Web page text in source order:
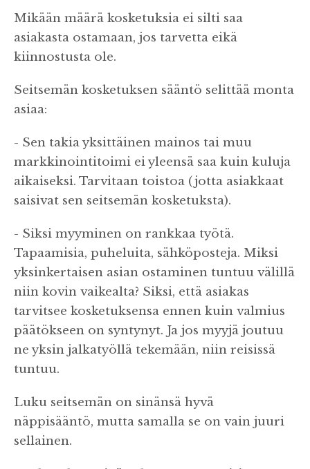
Mikään määrä kosketuksia ei silti saa
asiakasta ostamaan, jos tarvetta eikä
kiinnostusta ole.
Seitsemän kosketuksen sääntö selittää monta
asiaa:
- Sen takia yksittäinen mainos tai muu
markkinointitoimi ei yleensä saa kuin kuluja
aikaiseksi. Tarvitaan toistoa (jotta asiakkaat
saisivat sen seitsemän kosketuksta).
- Siksi myyminen on rankkaa työtä.
Tapaamisia, puheluita, sähköposteja. Miksi
yksinkertaisen asian ostaminen tuntuu välillä
niin kovin vaikealta? Siksi, että asiakas
tarvitsee kosketuksensa ennen kuin valmius
päätökseen on syntynyt. Ja jos myyjä joutuu
ne yksin jalkatyöllä tekemään, niin reisissä
tuntuu.
Luku seitsemän on sinänsä hyvä
näppisääntö, mutta samalla se on vain juuri
sellainen.